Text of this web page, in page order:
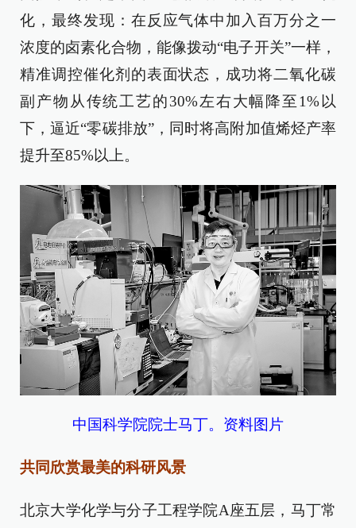
化，最终发现：在反应气体中加入百万分之一
浓度的卤素化合物，能像拨动“电子开关”一样，
精准调控催化剂的表面状态，成功将二氧化碳
副产物从传统工艺的30%左右大幅降至1%以
下，逼近“零碳排放”，同时将高附加值烯烃产率
提升至85%以上。
中国科学院院士马丁。资料图片
共同欣赏最美的科研风景
北京大学化学与分子工程学院A座五层，马丁常